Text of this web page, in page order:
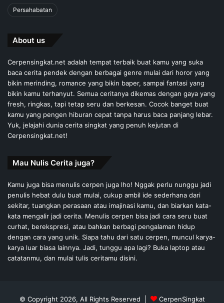
Persahabatan
About us
Cerpensingkat.net adalah tempat terbaik buat kamu yang suka
baca cerita pendek dengan berbagai genre mulai dari horor yang
bikin merinding, romance yang bikin baper, sampai fantasi yang
bikin kamu terhanyut. Semua ceritanya dikemas dengan gaya yang
fresh, ringkas, tapi tetap seru dan berkesan. Cocok banget buat
kamu yang pengen hiburan cepat tanpa harus baca panjang lebar.
Yuk, jelajahi dunia cerita singkat yang penuh kejutan di
Cerpensingkat.net!
Mau Nulis Cerita juga?
Kamu juga bisa menulis cerpen juga lho! Nggak perlu nunggu jadi
penulis hebat dulu buat mulai, cukup ambil ide sederhana dari
sekitar, tuangkan perasaan atau imajinasi kamu, dan biarkan kata-
kata mengalir jadi cerita. Menulis cerpen bisa jadi cara seru buat
curhat, berekspresi, atau bahkan berbagi pengalaman hidup
dengan cara yang unik. Siapa tahu dari satu cerpen, muncul karya-
karya luar biasa lainnya. Jadi, tunggu apa lagi? Buka laptop atau
catatanmu, dan mulai tulis ceritamu disini.
© Copyright 2026, All Rights Reserved | CerpenSingkat